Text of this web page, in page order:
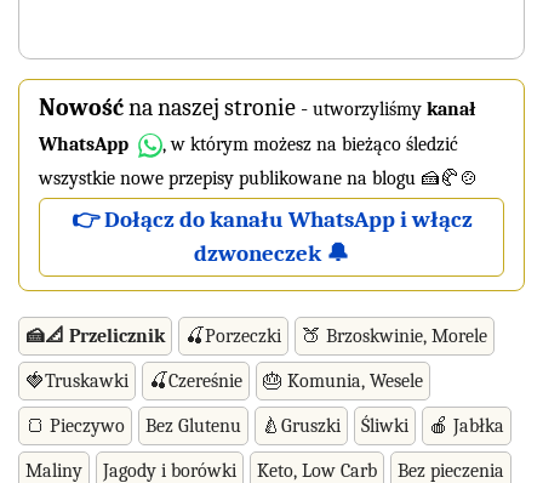
Nowośćna naszej stronie - utworzyliśmy kanał
WhatsApp
, w którym możesz na bieżąco śledzić
wszystkie nowe przepisy publikowane na blogu 🍰🥐🍲
👉 Dołącz do kanału WhatsApp i włącz
dzwoneczek 🔔
🍰📐 Przelicznik 🍒Porzeczki 🍑 Brzoskwinie, Morele
🍓Truskawki 🍒Czereśnie 🎂 Komunia, Wesele
🍞 Pieczywo Bez Glutenu 🍐Gruszki Śliwki 🍎 Jabłka
Maliny Jagody i borówki Keto, Low Carb Bez pieczenia